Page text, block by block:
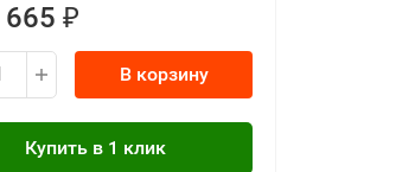
665 ₽
В корзину